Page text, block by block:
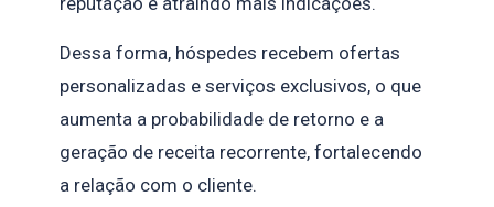
Dessa forma, hóspedes recebem ofertas
personalizadas e serviços exclusivos, o que
aumenta a probabilidade de retorno e a
geração de receita recorrente, fortalecendo
a relação com o cliente.